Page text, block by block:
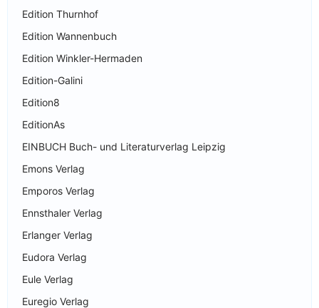
Edition Thurnhof
Edition Wannenbuch
Edition Winkler-Hermaden
Edition-Galini
Edition8
EditionAs
EINBUCH Buch- und Literaturverlag Leipzig
Emons Verlag
Emporos Verlag
Ennsthaler Verlag
Erlanger Verlag
Eudora Verlag
Eule Verlag
Euregio Verlag